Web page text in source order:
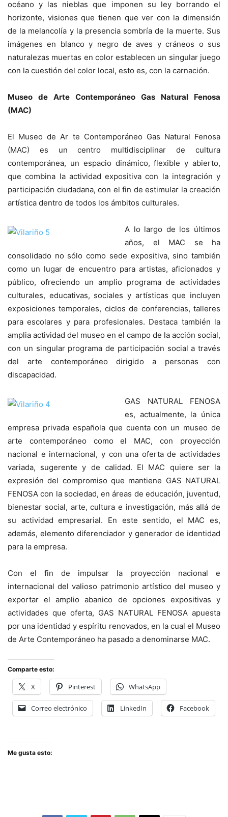
océano y las nieblas que imponen su ley borrando el
horizonte, visiones que tienen que ver con la dimensión
de la melancolía y la presencia sombría de la muerte. Sus
imágenes en blanco y negro de aves y cráneos o sus
naturalezas muertas en color establecen un singular juego
con la cuestión del color local, esto es, con la carnación.
Museo de Arte Contemporáneo Gas Natural Fenosa
(MAC)
El Museo de Ar te Contemporáneo Gas Natural Fenosa
(MAC) es un centro multidisciplinar de cultura
contemporánea, un espacio dinámico, flexible y abierto,
que combina la actividad expositiva con la integración y
participación ciudadana, con el fin de estimular la creación
artística dentro de todos los ámbitos culturales.
A lo largo de los últimos
años, el MAC se ha
consolidado no sólo como sede expositiva, sino también
como un lugar de encuentro para artistas, aficionados y
público, ofreciendo un amplio programa de actividades
culturales, educativas, sociales y artísticas que incluyen
exposiciones temporales, ciclos de conferencias, talleres
para escolares y para profesionales. Destaca también la
amplia actividad del museo en el campo de la acción social,
con un singular programa de participación social a través
del arte contemporáneo dirigido a personas con
discapacidad.
GAS NATURAL FENOSA
es, actualmente, la única
empresa privada española que cuenta con un museo de
arte contemporáneo como el MAC, con proyección
nacional e internacional, y con una oferta de actividades
variada, sugerente y de calidad. El MAC quiere ser la
expresión del compromiso que mantiene GAS NATURAL
FENOSA con la sociedad, en áreas de educación, juventud,
bienestar social, arte, cultura e investigación, más allá de
su actividad empresarial. En este sentido, el MAC es,
además, elemento diferenciador y generador de identidad
para la empresa.
Con el fin de impulsar la proyección nacional e
internacional del valioso patrimonio artístico del museo y
exportar el amplio abanico de opciones expositivas y
actividades que oferta, GAS NATURAL FENOSA apuesta
por una identidad y espíritu renovados, en la cual el Museo
de Arte Contemporáneo ha pasado a denominarse MAC.
Comparte esto:
X Pinterest WhatsApp
Correo electrónico LinkedIn Facebook
Me gusta esto: